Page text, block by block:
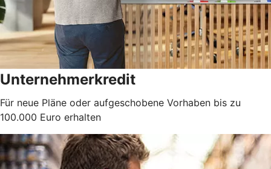
Unternehmerkredit
Für neue Pläne oder aufgeschobene Vorhaben bis zu
100.000 Euro erhalten